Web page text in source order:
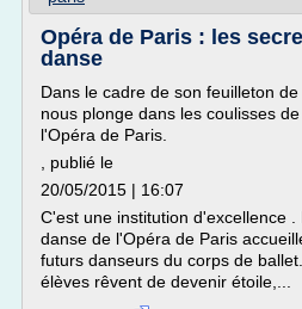
Opéra de Paris : les
danse
Dans le cadre de son feuilleton
nous plonge dans les coulisses
l'Opéra de Paris.
, publié le
20/05/2015 | 16:07
C'est une institution d'excellence
danse de l'Opéra de Paris
futurs danseurs du corps de
élèves rêvent de devenir étoile,...